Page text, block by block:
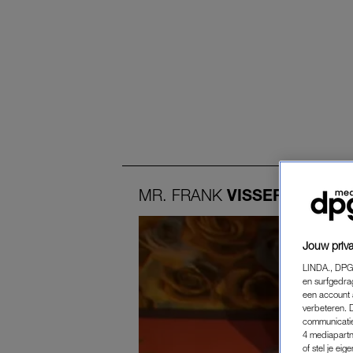
MR. FRANK VISSER
Jouw
LINDA.,
en
een account
verbeteren.
4
of stel je